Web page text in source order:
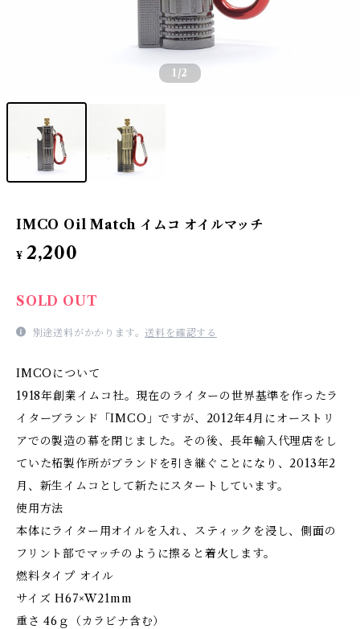
1 /2
IMCO Oil Match イムコ オイルマッチ
¥ 2,200
SOLD OUT
別途送料がかかります。送料を確認する
IMCOについて
1918年創業イムコ社。現在のライターの世界基準を作ったラ
イターブランド「IMCO」ですが、2012年4月にオーストリ
アでの製造の幕を閉じました。その後、長年輸入代理店をし
ていた柘製作所がブランドを引き継ぐことになり、2013年2
月、新生イムコとして新たにスタートしています。
使用方法
本体にライター用オイルを入れ、スティックを浸し、側面の
フリント部でマッチのように擦ると着火します。
燃料タイプ オイル
サイズ H67×W21mm
重さ 46ｇ（カラビナ含む）